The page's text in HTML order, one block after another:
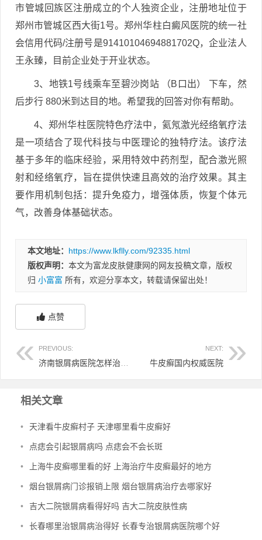
市管城回族区注册成立的个人独资企业，注册地址位于
郑州市管城区西大街1号。郑州华柱白癜风医院的统一社
会信用代码/注册号是91410104694881702Q，企业法人
王永臻，目前企业处于开业状态。
3、地铁1号线乘车至碧沙岗站 （B口出） 下车，然
后步行 880米到达目的地。希望我的回答对你有帮助。
4、郑州华柱医院特色疗法中，氦氖激光经络氧疗法
是一项结合了现代科技与中医理论的独特疗法。该疗法
基于多年的临床经验，采用特效中药剂型，配合激光照
射和经络氧疗，旨在提供快速且高效的治疗效果。其主
要作用机制包括：提升免疫力，增强体质，恢复个体元
气，改善身体基础状态。
本文地址： https://www.lkflly.com/92335.html
版权声明： 本文为富龙皮肤健康网的网友投稿文章，版权
归 小富富 所有，欢迎分享本文，转载请保留出处！
点赞
PREVIOUS: NEXT:
牛皮癣国内权威医院
相关文章
• 天津看牛皮癣村子 天津哪里看牛皮癣好
• 点痣会引起银屑病吗 点痣会不会长斑
• 上海牛皮癣哪里看的好 上海治疗牛皮癣最好的地方
• 烟台银屑病门诊报销上限 烟台银屑病治疗去哪家好
• 吉大二院银屑病看得好吗 吉大二院皮肤性病
• 长春哪里治银屑病治得好 长春专治银屑病医院哪个好